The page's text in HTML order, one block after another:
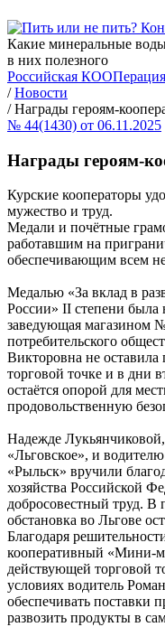
Какие минеральные
в них полезного
Российская КООПерация
/ Новости
/ Награды героям-
№ 44(1430) от 06.11.2025
Награды героям-
Курские кооператоры
мужество и труд.
Медали и почётные
работавшим на
обеспечивающим всем
Медалью «За вклад в
России» II степени была
заведующая магазином
потребительского
Викторовна не
торговой точке и в дни
остаётся опорой для
продовольственную
Надежде
«Льговское», и
«Рыльск» вручили
хозяйства Российской
добросовестный труд.
обстановка во Льгове
Благодаря
кооперативный «Мини-
действующей торговой
условиях водитель
обеспечивать поставки
развозить продукты в